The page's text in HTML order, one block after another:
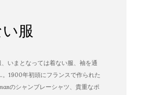
服
いまとなっては着ない服、袖を通
1900年初頭にフランスで作られた
のシャンブレーシャツ、貴重なポ